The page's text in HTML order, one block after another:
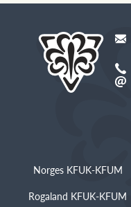
Norges KFUK-KFUM
Rogaland KFUK-KFUM